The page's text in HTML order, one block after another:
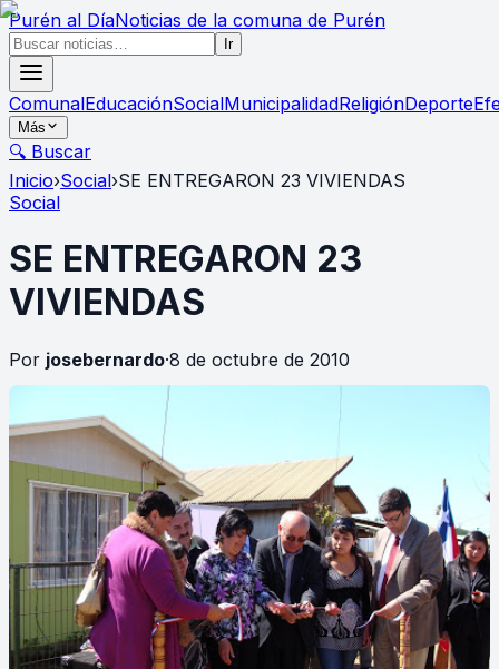
Purén al DíaNoticias de la comuna de Purén
Ir
ComunalEducaciónSocialMunicipalidadReligiónDeporte
Más
🔍 Buscar
Inicio›Social›SE ENTREGARON 23 VIVIENDAS
Social
SE ENTREGARON 23
VIVIENDAS
Por josebernardo·8 de octubre de 2010